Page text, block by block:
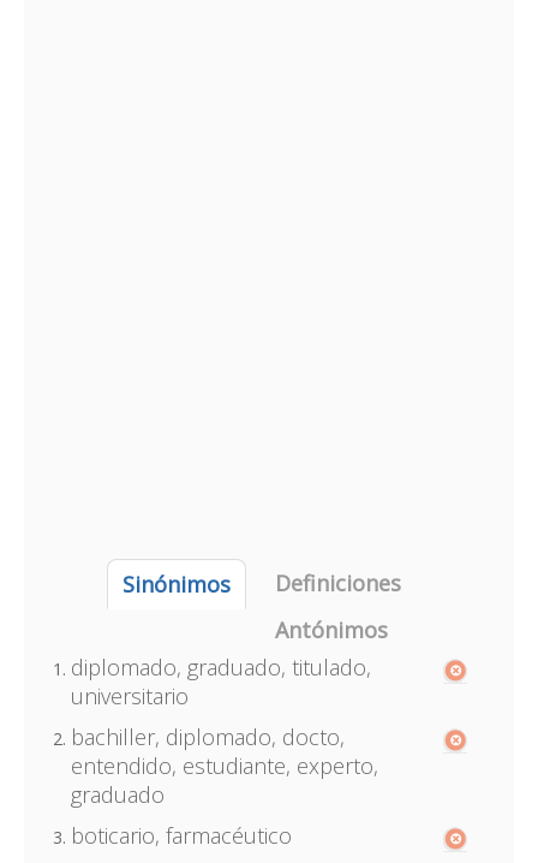
Sinónimos
Definiciones
Antónimos
diplomado, graduado, titulado,
universitario
bachiller, diplomado, docto,
entendido, estudiante, experto,
graduado
boticario, farmacéutico